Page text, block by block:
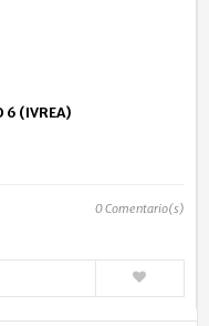
6 (IVREA)
0Comentario(s)